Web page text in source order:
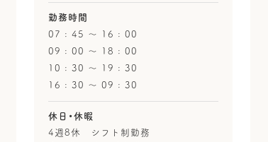
勤務時間
07 : 45 〜 16 : 00
09 : 00 〜 18 : 00
10 : 30 〜 19 : 30
16 : 30 〜 09 : 30
休日・休暇
4週8休 シフト制勤務